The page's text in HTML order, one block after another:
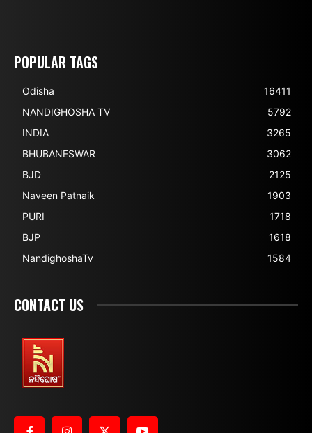
POPULAR TAGS
Odisha
16411
NANDIGHOSHA TV
5792
INDIA
3265
BHUBANESWAR
3062
BJD
2125
Naveen Patnaik
1903
PURI
1718
BJP
1618
NandighoshaTv
1584
CONTACT US